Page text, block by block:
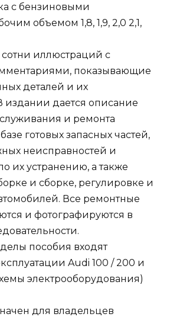
с бензиновыми
объемом 1,8, 1,9, 2,0 2,1,
иллюстраций с
показывающие
деталей и их
издании дается описание
и ремонта
готовых запасных частей,
неисправностей и
их устранению, а также
и сборке, регулировке и
Все ремонтные
и фотографируются в
пособия входят
Audi 100 / 200 и
электрооборудования)
для владельцев